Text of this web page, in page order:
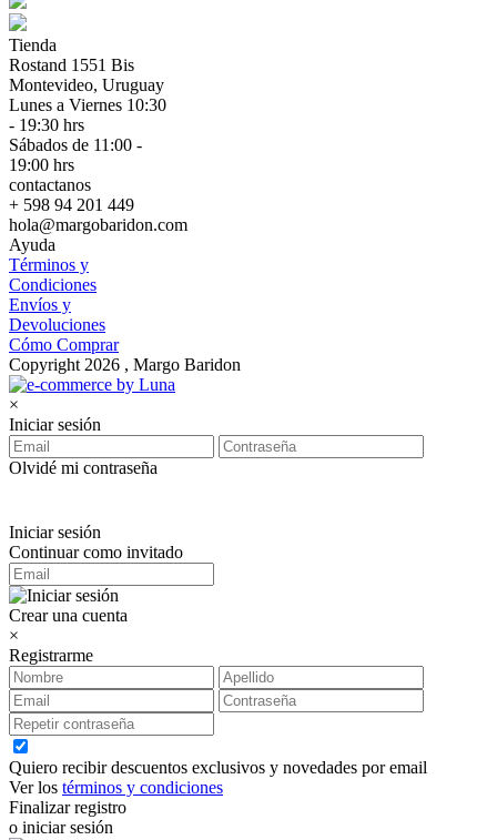
Tienda
Rostand 1551 Bis
Montevideo, Uruguay
Lunes a Viernes 10:30
- 19:30 hrs
Sábados de 11:00 -
19:00 hrs
contactanos
+ 598 94 201 449
hola@margobaridon.com
Ayuda
Términos y
Condiciones
Envíos y
Devoluciones
Cómo Comprar
Copyright 2026 , Margo Baridon
×
Iniciar sesión
Olvidé mi contraseña
Iniciar sesión
Continuar como invitado
Crear una cuenta
×
Registrarme
Quiero recibir descuentos exclusivos y novedades por email
Ver los términos y condiciones
Finalizar registro
o iniciar sesión